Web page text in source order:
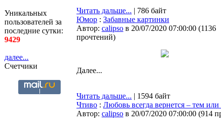
Уникальных
пользователей за
последние сутки:
9429
далее...
Счетчики
Читать дальше... | 786 байт
Юмор : Забавные картинки
Автор: calipso в 20/07/2020 07:00:00 (1136
прочтений)
Далее...
Читать дальше... | 1594 байт
Чтиво : Любовь всегда вернется – тем
Автор: calipso в 20/07/2020 07:00:00 (914